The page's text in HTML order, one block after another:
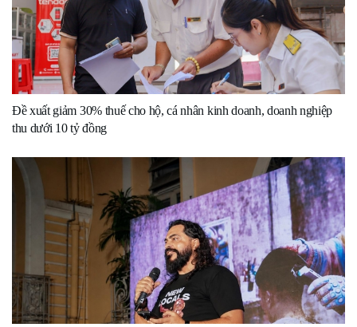
Đề xuất giảm 30% thuế cho hộ, cá nhân kinh doanh, doanh nghiệp
thu dưới 10 tỷ đồng